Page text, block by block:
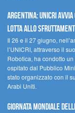
Argentina: UNICRI
lotta allo
Il 26 e il 27 giugno,
l’UNICRI, attraverso il
Robotica, ha condotto
ospitato dal Pubblico
stato organizzato con il
Arabi Uniti.
Giornata Mondiale